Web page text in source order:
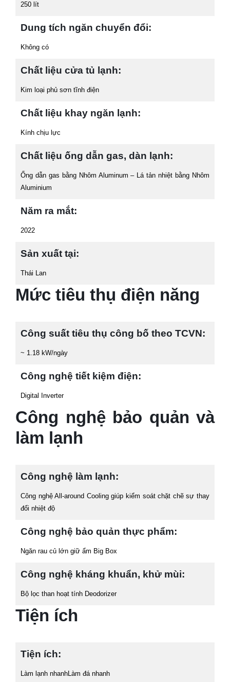
250 lít
Dung tích ngăn chuyển đổi:
Không có
Chất liệu cửa tủ lạnh:
Kim loại phủ sơn tĩnh điện
Chất liệu khay ngăn lạnh:
Kính chịu lực
Chất liệu ống dẫn gas, dàn lạnh:
Ống dẫn gas bằng Nhôm Aluminum – Lá tản nhiệt bằng Nhôm
Aluminium
Năm ra mắt:
2022
Sản xuất tại:
Thái Lan
Mức tiêu thụ điện năng
Công suất tiêu thụ công bố theo TCVN:
~ 1.18 kW/ngày
Công nghệ tiết kiệm điện:
Digital Inverter
Công nghệ bảo quản và
làm lạnh
Công nghệ làm lạnh:
Công nghệ All-around Cooling giúp kiểm soát chặt chẽ sự thay
đổi nhiệt độ
Công nghệ bảo quản thực phẩm:
Ngăn rau củ lớn giữ ẩm Big Box
Công nghệ kháng khuẩn, khử mùi:
Bộ lọc than hoạt tính Deodorizer
Tiện ích
Tiện ích:
Làm lạnh nhanhLàm đá nhanh